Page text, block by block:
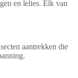
en lelies. Elk van
aantrekken die